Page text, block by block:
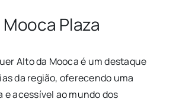
Plaza
Alto da Mooca é um destaque
da região, oferecendo uma
e acessível ao mundo dos